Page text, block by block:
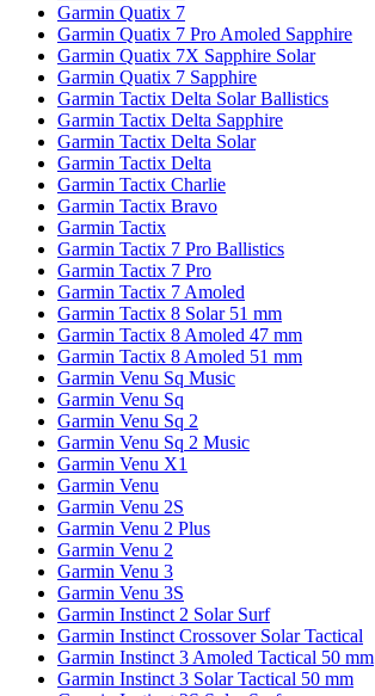
Garmin Quatix 7
Garmin Quatix 7 Pro Amoled Sapphire
Garmin Quatix 7X Sapphire Solar
Garmin Quatix 7 Sapphire
Garmin Tactix Delta Solar Ballistics
Garmin Tactix Delta Sapphire
Garmin Tactix Delta Solar
Garmin Tactix Delta
Garmin Tactix Charlie
Garmin Tactix Bravo
Garmin Tactix
Garmin Tactix 7 Pro Ballistics
Garmin Tactix 7 Pro
Garmin Tactix 7 Amoled
Garmin Tactix 8 Solar 51 mm
Garmin Tactix 8 Amoled 47 mm
Garmin Tactix 8 Amoled 51 mm
Garmin Venu Sq Music
Garmin Venu Sq
Garmin Venu Sq 2
Garmin Venu Sq 2 Music
Garmin Venu X1
Garmin Venu
Garmin Venu 2S
Garmin Venu 2 Plus
Garmin Venu 2
Garmin Venu 3
Garmin Venu 3S
Garmin Instinct 2 Solar Surf
Garmin Instinct Crossover Solar Tactical
Garmin Instinct 3 Amoled Tactical 50 mm
Garmin Instinct 3 Solar Tactical 50 mm